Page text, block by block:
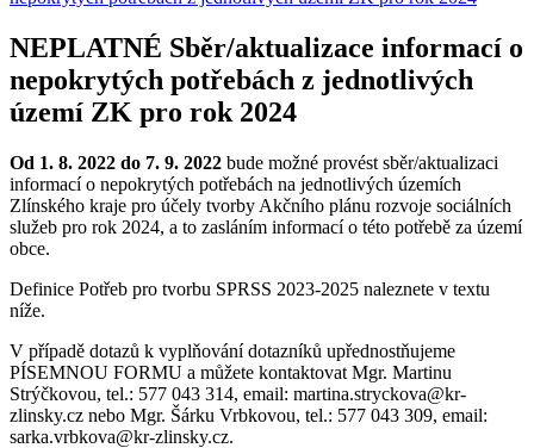
NEPLATNÉ Sběr/aktualizace informací o
nepokrytých potřebách z jednotlivých
území ZK pro rok 2024
Od 1. 8. 2022 do 7. 9. 2022 bude možné provést sběr/aktualizaci
informací o nepokrytých potřebách na jednotlivých územích
Zlínského kraje pro účely tvorby Akčního plánu rozvoje sociálních
služeb pro rok 2024, a to zasláním informací o této potřebě za území
obce.
Definice Potřeb pro tvorbu SPRSS 2023-2025 naleznete v textu
níže.
V případě dotazů k vyplňování dotazníků upřednostňujeme
PÍSEMNOU FORMU a můžete kontaktovat Mgr. Martinu
Strýčkovou, tel.: 577 043 314, email: martina.stryckova@kr-
zlinsky.cz nebo Mgr. Šárku Vrbkovou, tel.: 577 043 309, email:
sarka.vrbkova@kr-zlinsky.cz.